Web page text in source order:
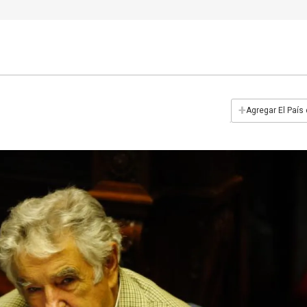
+Agregar El País